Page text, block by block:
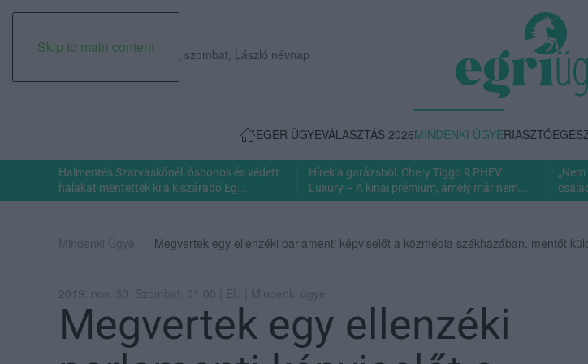
Skip to main content
2026. augusztus 08., szombat, László névnap
EGER ÜGYEVÁLASZTÁS 2026MINDENKI ÜGYERIASZTÓ
Halmentés Szarvaskőnél: őshonos és védett
halakat mentettek ki a kiszáradó Eg...
Hírek a garázsból: Chery Tiggo 9 PHEV
Luxury – A kínai prémium, amely már nem...
Mindenki Ügye Megvertek egy ellenzéki parlamenti képviselőt a közmédia székházában, mentőt
2019. nov. 30. Szombat, 01:00 | EÜ | Mindenki ügye
Megvertek egy ellenzéki